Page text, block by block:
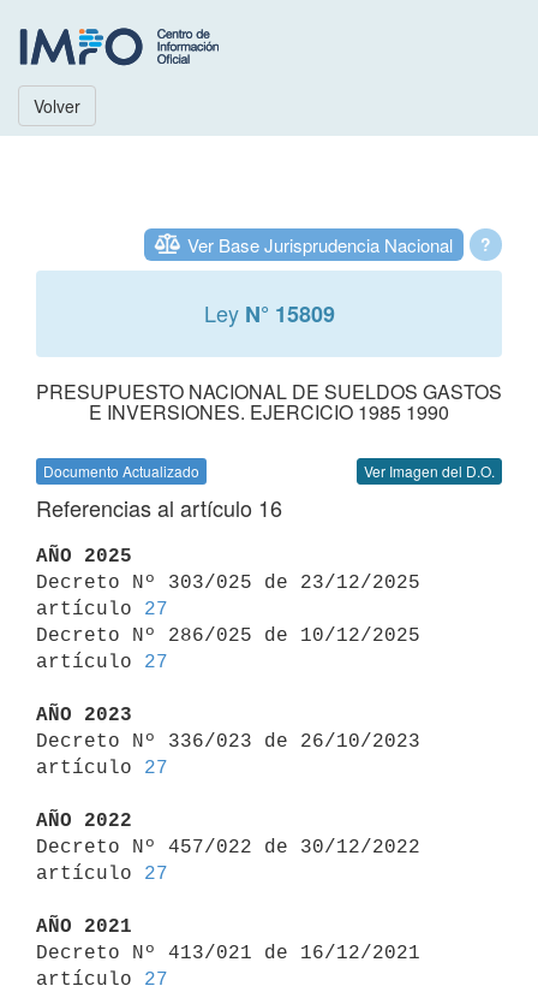
Volver
?
Ver Base Jurisprudencia Nacional
Ley N° 15809
PRESUPUESTO NACIONAL DE SUELDOS GASTOS
E INVERSIONES. EJERCICIO 1985 1990
Documento Actualizado Ver Imagen del D.O.
Referencias al artículo 16
AÑO 2025
Decreto Nº 303/025 de 23/12/2025
artículo 27
Decreto Nº 286/025 de 10/12/2025
artículo 27
AÑO 2023
Decreto Nº 336/023 de 26/10/2023
artículo 27
AÑO 2022
Decreto Nº 457/022 de 30/12/2022
artículo 27
AÑO 2021
Decreto Nº 413/021 de 16/12/2021
artículo 27